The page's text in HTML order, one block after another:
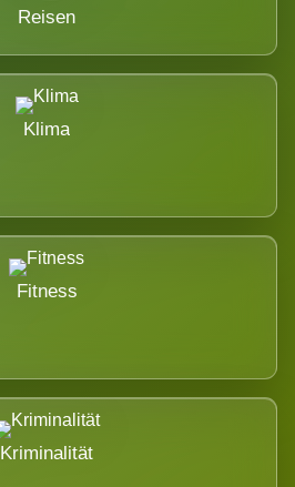
Reisen
Klima
Fitness
Kriminalität